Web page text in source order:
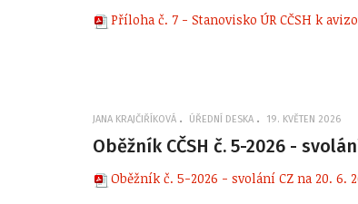
Příloha č. 7 - Stanovisko ÚR CČSH k
JANA KRAJČIŘÍKOVÁ ÚŘEDNÍ DESKA 19. KVĚTEN 2026
Oběžník CČSH č. 5-2026 -
Oběžník č. 5-2026 - svolání CZ na 20. 6.